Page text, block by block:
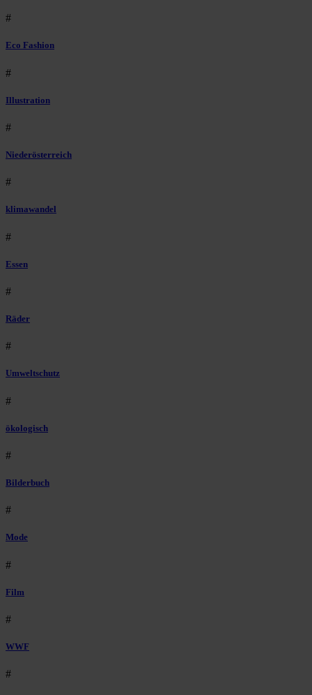
#
Eco Fashion
#
Illustration
#
Niederösterreich
#
klimawandel
#
Essen
#
Räder
#
Umweltschutz
#
ökologisch
#
Bilderbuch
#
Mode
#
Film
#
WWF
#